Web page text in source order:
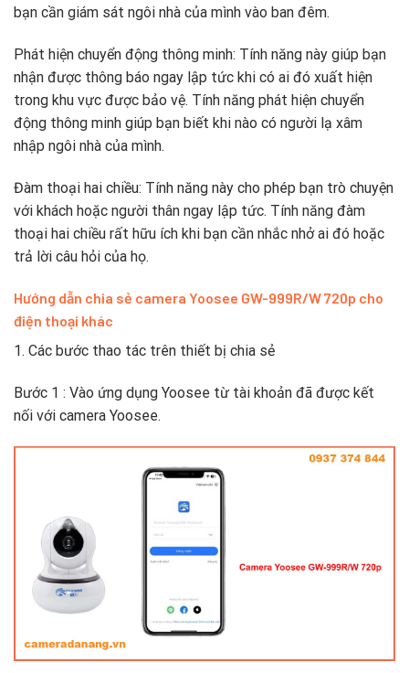
bạn cần giám sát ngôi nhà của mình vào ban đêm.
Phát hiện chuyển động thông minh: Tính năng này giúp bạn
nhận được thông báo ngay lập tức khi có ai đó xuất hiện
trong khu vực được bảo vệ. Tính năng phát hiện chuyển
động thông minh giúp bạn biết khi nào có người lạ xâm
nhập ngôi nhà của mình.
Đàm thoại hai chiều: Tính năng này cho phép bạn trò chuyện
với khách hoặc người thân ngay lập tức. Tính năng đàm
thoại hai chiều rất hữu ích khi bạn cần nhắc nhở ai đó hoặc
trả lời câu hỏi của họ.
Hướng dẫn chia sẻ camera Yoosee GW-999R/W 720p cho
điện thoại khác
1. Các bước thao tác trên thiết bị chia sẻ
Bước 1 : Vào ứng dụng Yoosee từ tài khoản đã được kết
nối với camera Yoosee.